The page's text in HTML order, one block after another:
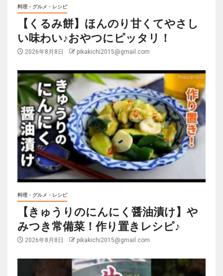
料理・グルメ・レシピ
【くるみ餅】ほんのり甘くてやさし
い味わい♪おやつにピッタリ！
2026年8月8日 pikakichi2015@gmail.com
料理・グルメ・レシピ
【きゅうりのにんにく醤油漬け】や
みつき常備菜！作り置きレシピ♪
2026年8月8日 pikakichi2015@gmail.com